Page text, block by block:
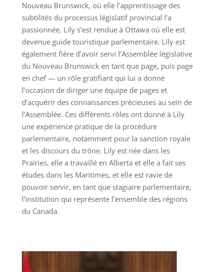
Nouveau Brunswick, où elle l’apprentissage des
subtilités du processus législatif provincial l’a
passionnée, Lily s’est rendue à Ottawa où elle est
devenue guide touristique parlementaire. Lily est
également fière d’avoir servi l’Assemblée législative
du Nouveau Brunswick en tant que page, puis page
en chef — un rôle gratifiant qui lui a donné
l’occasion de diriger une équipe de pages et
d’acquérir des connaissances précieuses au sein de
l’Assemblée. Ces différents rôles ont donné à Lily
une expérience pratique de la procédure
parlementaire, notamment pour la sanction royale
et les discours du trône. Lily est née dans les
Prairies, elle a travaillé en Alberta et elle a fait ses
études dans les Maritimes, et elle est ravie de
pouvoir servir, en tant que stagiaire parlementaire,
l’institution qui représente l’ensemble des régions
du Canada.